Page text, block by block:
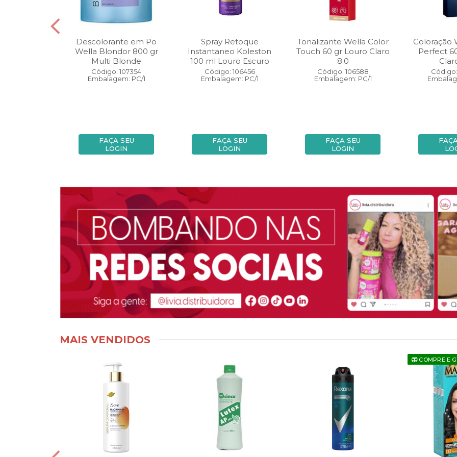
Descolorante em Po
Wella Blondor 800 gr
Multi Blonde
Código: 107354
Embalagem: PC/1
FAÇA SEU
LOGIN
Spray Retoque
Instantaneo Koleston
100 ml Louro Escuro
Código: 106456
Embalagem: PC/1
FAÇA SEU
LOGIN
Tonalizante Wella Color
Touch 60 gr Louro Claro
8.0
Código: 106588
Embalagem: PC/1
FAÇA SEU
LOGIN
Coloração
Perfect
MAIS VENDIDOS
COMPRE E